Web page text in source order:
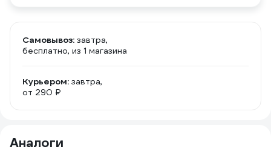
Самовывоз: завтра,
бесплатно, из 1 магазина
Курьером: завтра,
от 290 ₽
Аналоги